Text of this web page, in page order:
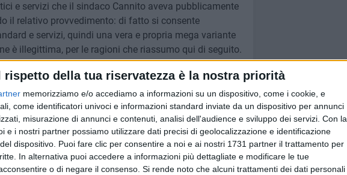
rispetto della tua riservatezza è la nostra priorità
memorizziamo e/o accediamo a informazioni su un dispositivo, come i cookie, e
come identificatori univoci e informazioni standard inviate da un dispositivo per annunci
misurazione di annunci e contenuti, analisi dell'audience e sviluppo dei servizi. Con la
e i nostri partner possiamo utilizzare dati precisi di geolocalizzazione e identificazione
dispositivo. Puoi fare clic per consentire a noi e ai nostri 1731 partner il trattamento per
In alternativa puoi accedere a informazioni più dettagliate e modificare le tue
o di negare il consenso. Si rende noto che alcuni trattamenti dei dati personali
e servizi che il sindaco Cannito aveva pubblicamente
il relativo provvedimento: di fatto si consente
e servizi, quindi una vera e propria mega variante
è illegittima, per le ragioni che riassumo qui di seguito.
del 1942 detta le norme, i principi, le prescrizioni a
i provvedimenti in tema urbanistico a tutti i livelli
della Regione Puglia n. 56 del 1980 e i piani
nella legge nazionale. Cosa afferma la legge
il piano regolatore vigente, è stato previsto un
o un piano di zona 167 e questo piano è stato